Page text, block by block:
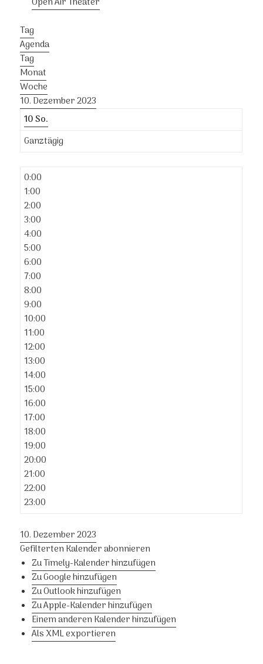
Tag
Agenda
Tag
Monat
Woche
10. Dezember 2023
10So.
Ganztägig
0:00
1:00
2:00
3:00
4:00
5:00
6:00
7:00
8:00
9:00
10:00
11:00
12:00
13:00
14:00
15:00
16:00
17:00
18:00
19:00
20:00
21:00
22:00
23:00
10. Dezember 2023
Gefilterten Kalender abonnieren
Zu Timely-Kalender hinzufügen
Zu Google hinzufügen
Zu Outlook hinzufügen
Zu Apple-Kalender hinzufügen
Einem anderen Kalender hinzufügen
Als XML exportieren